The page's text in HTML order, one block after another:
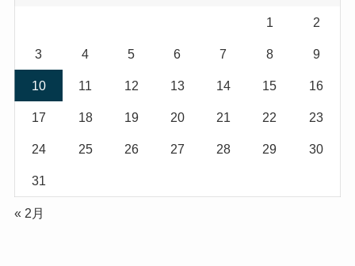
1 2
3 4 5 6 7 8 9
10 11 12 13 14 15 16
17 18 19 20 21 22 23
24 25 26 27 28 29 30
31
« 2月